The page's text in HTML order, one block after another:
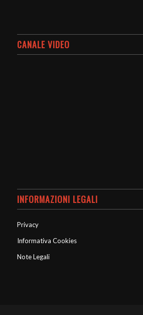
CANALE VIDEO
INFORMAZIONI LEGALI
Privacy
Informativa Cookies
Note Legali